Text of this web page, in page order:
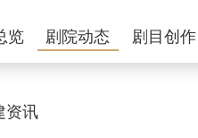
览 剧院动态 剧目创作
资讯